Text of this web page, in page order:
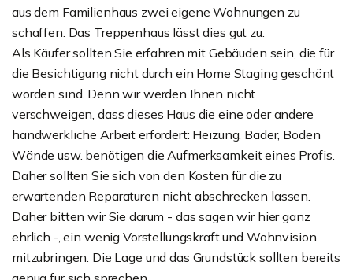
aus dem Familienhaus zwei eigene Wohnungen zu
schaffen. Das Treppenhaus lässt dies gut zu.
Als Käufer sollten Sie erfahren mit Gebäuden sein, die für
die Besichtigung nicht durch ein Home Staging geschönt
worden sind. Denn wir werden Ihnen nicht
verschweigen, dass dieses Haus die eine oder andere
handwerkliche Arbeit erfordert: Heizung, Bäder, Böden
Wände usw. benötigen die Aufmerksamkeit eines Profis.
Daher sollten Sie sich von den Kosten für die zu
erwartenden Reparaturen nicht abschrecken lassen.
Daher bitten wir Sie darum - das sagen wir hier ganz
ehrlich -, ein wenig Vorstellungskraft und Wohnvision
mitzubringen. Die Lage und das Grundstück sollten bereits